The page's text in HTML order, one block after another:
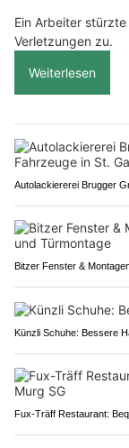
Ein Arbeiter
Verletzungen zu.
Weiterlesen
Autolackiererei Brugger
Bitzer Fenster &
Künzli Schuhe: Bessere
Fux-Träff Restaurant: